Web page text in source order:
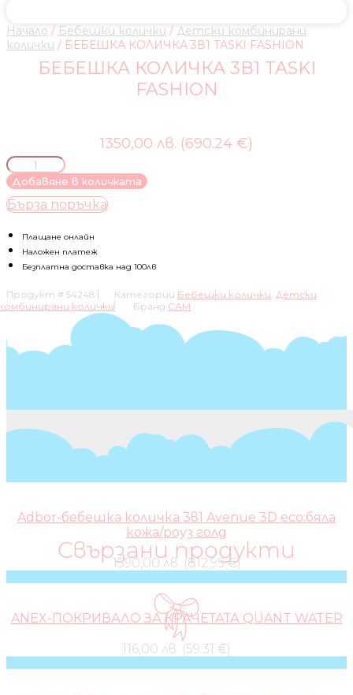
Начало / Бебешки колички / Детски комбинирани
колички / БЕБЕШКА КОЛИЧКА 3В1 TASKI FASHION
БЕБЕШКА КОЛИЧКА 3В1 TASKI
FASHION
1350,00 лв. (690.24 €)
количество
за
БЕБЕШКА
КОЛИЧКА
TASKI
FASHION
Добавяне в количката
Бърза поръчка
Плащане онлайн
Наложен платеж
Безплатна доставка над 100лв
Продукт # 54248 Категории Бебешки колички, Детски
колички
Бранд CAM
Свързани продукти
Adbor-бебешка количка 3в1 Avenue 3D eco:бяла
кожа/роуз голд
1590,00 лв. (812.95 €)
ANEX-ПОКРИВАЛО ЗА КРАЧЕТАТА QUANT WATER
116,00 лв. (59.31 €)